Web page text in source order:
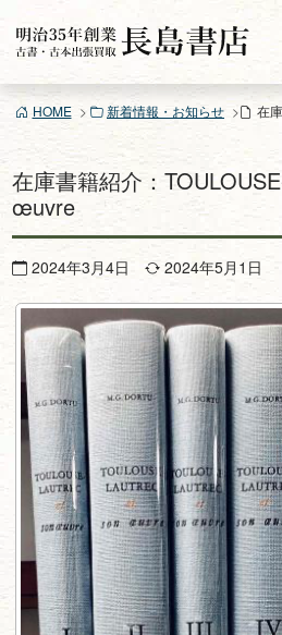
ン
ツ
ス
HOME 新着情報・お知らせ 在庫
在庫書籍紹介：
œuvre
2024年3月4日 2024年5月1日